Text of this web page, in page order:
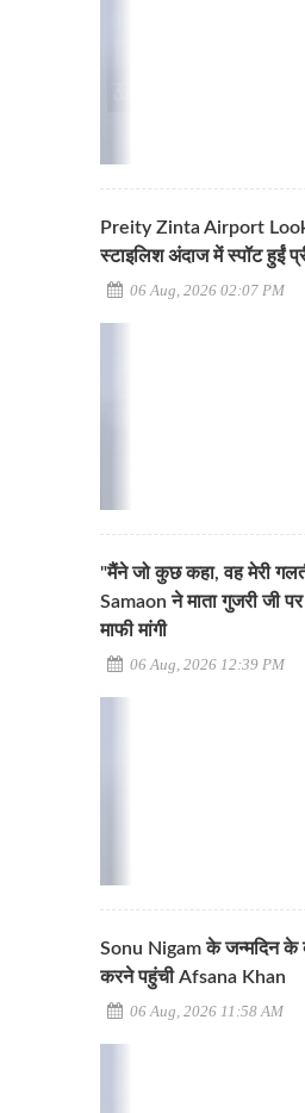
Preity Zinta Airport Look:
स्टाइलिश अंदाज में स्पॉट हुईं
06 Aug, 2026 02:07 PM
"मैंने जो कुछ कहा, वह मेरी
Samaon ने माता गुजरी जी पर
माफी मांगी
06 Aug, 2026 12:39 PM
Sonu Nigam के जन्मदिन के
करने पहुंची Afsana Khan
06 Aug, 2026 11:58 AM